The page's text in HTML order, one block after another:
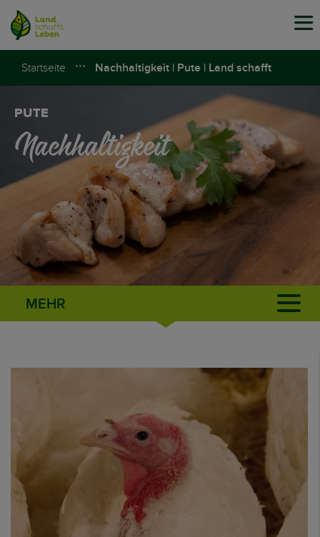
Startseite Nachhaltigkeit | Pute | Land schafft
PUTE
Nachhaltigkeit
MEHR